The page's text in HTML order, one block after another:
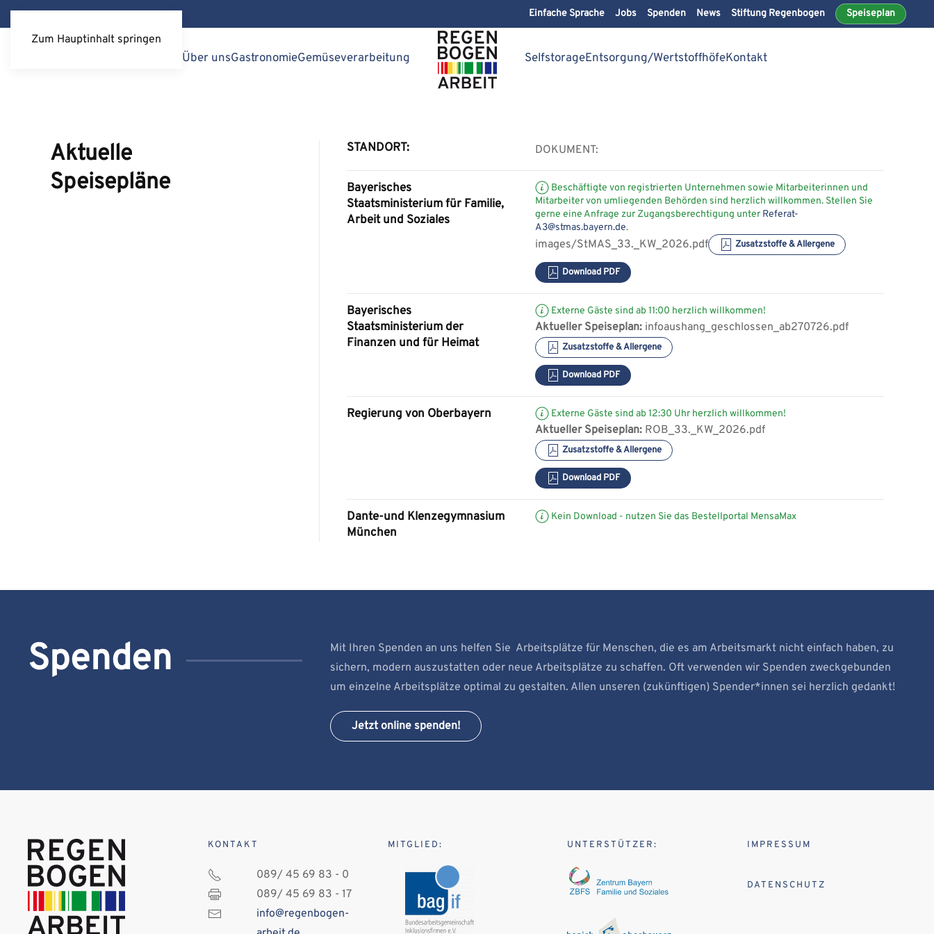
Zum Hauptinhalt springen
Einfache Sprache Jobs Spenden News Stiftung Regenbogen Speiseplan
Über unsGastronomieGemüseverarbeitung SelfstorageEntsorgung/WertstoffhöfeKontakt
Aktuelle
Speisepläne
STANDORT: DOKUMENT:
Bayerisches
Staatsministerium für Familie,
Arbeit und Soziales
Beschäftigte von registrierten Unternehmen sowie Mitarbeiterinnen und
Mitarbeiter von umliegenden Behörden sind herzlich willkommen. Stellen Sie
gerne eine Anfrage zur Zugangsberechtigung unterReferat-
A3@stmas.bayern.de.
images/StMAS_33._KW_2026.pdf Zusatzstoffe & Allergene
Download PDF
Bayerisches
Staatsministerium der
Finanzen und für Heimat
Externe Gäste sind ab 11:00 herzlich willkommen!
Aktueller Speiseplan:infoaushang_geschlossen_ab270726.pdf
Zusatzstoffe & Allergene
Download PDF
Regierung von Oberbayern Externe Gäste sind ab 12:30 Uhr herzlich willkommen!
Aktueller Speiseplan:ROB_33._KW_2026.pdf
Zusatzstoffe & Allergene
Download PDF
Dante-und Klenzegymnasium
München
Kein Download - nutzen Sie das Bestellportal MensaMax
Spenden
Mit Ihren Spenden an uns helfen Sie Arbeitsplätze für Menschen, die es am Arbeitsmarkt nicht einfach haben, zu
sichern, modern auszustatten oder neue Arbeitsplätze zu schaffen. Oft verwenden wir Spenden zweckgebunden
um einzelne Arbeitsplätze optimal zu gestalten. Allen unseren (zukünftigen) Spender*innen sei herzlich gedankt!
Jetzt online spenden!
KONTAKT
089/ 45 69 83 - 0
089/ 45 69 83 - 17
info@regenbogen-
MITGLIED: UNTERSTÜTZER: IMPRESSUM
DATENSCHUTZ